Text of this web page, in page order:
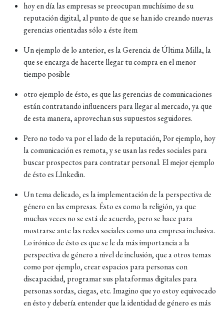
hoy en día las empresas se preocupan muchísimo de su
reputación digital, al punto de que se han ido creando nuevas
gerencias orientadas sólo a éste ítem
Un ejemplo de lo anterior, es la Gerencia de Última Milla, la
que se encarga de hacerte llegar tu compra en el menor
tiempo posible
otro ejemplo de ésto, es que las gerencias de comunicaciones
están contratando influencers para llegar al mercado, ya que
de esta manera, aprovechan sus supuestos seguidores.
Pero no todo va por el lado de la reputación, Por ejemplo, hoy
la comunicación es remota, y se usan las redes sociales para
buscar prospectos para contratar personal. El mejor ejemplo
de ésto es LInkedin.
Un tema delicado, es la implementación de la perspectiva de
género en las empresas. Ésto es como la religión, ya que
muchas veces no se está de acuerdo, pero se hace para
mostrarse ante las redes sociales como una empresa inclusiva.
Lo irónico de ésto es que se le da más importancia a la
perspectiva de género a nivel de inclusión, que a otros temas
como por ejemplo, crear espacios para personas con
discapacidad, programar sus plataformas digitales para
personas sordas, ciegas, etc. Imagino que yo estoy equivocado
en ésto y debería entender que la identidad de género es más